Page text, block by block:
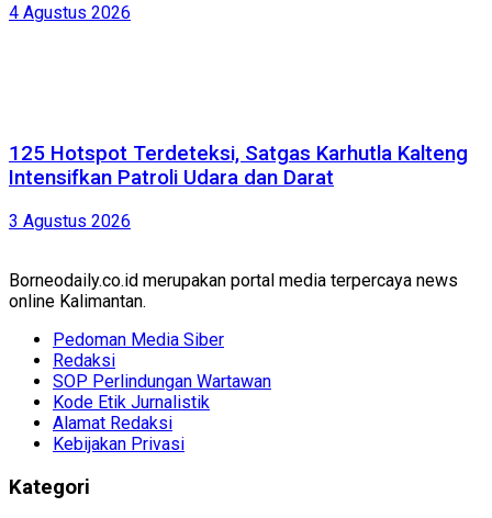
4 Agustus 2026
125 Hotspot Terdeteksi, Satgas Karhutla Kalteng
Intensifkan Patroli Udara dan Darat
3 Agustus 2026
Borneodaily.co.id merupakan portal media terpercaya news
online Kalimantan.
Pedoman Media Siber
Redaksi
SOP Perlindungan Wartawan
Kode Etik Jurnalistik
Alamat Redaksi
Kebijakan Privasi
Kategori